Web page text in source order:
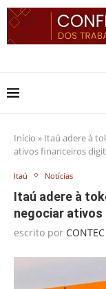
Início » Itaú adere à
ativos financeiros
Itaú Notícias
Itaú adere à
negociar
escrito por CONTEC